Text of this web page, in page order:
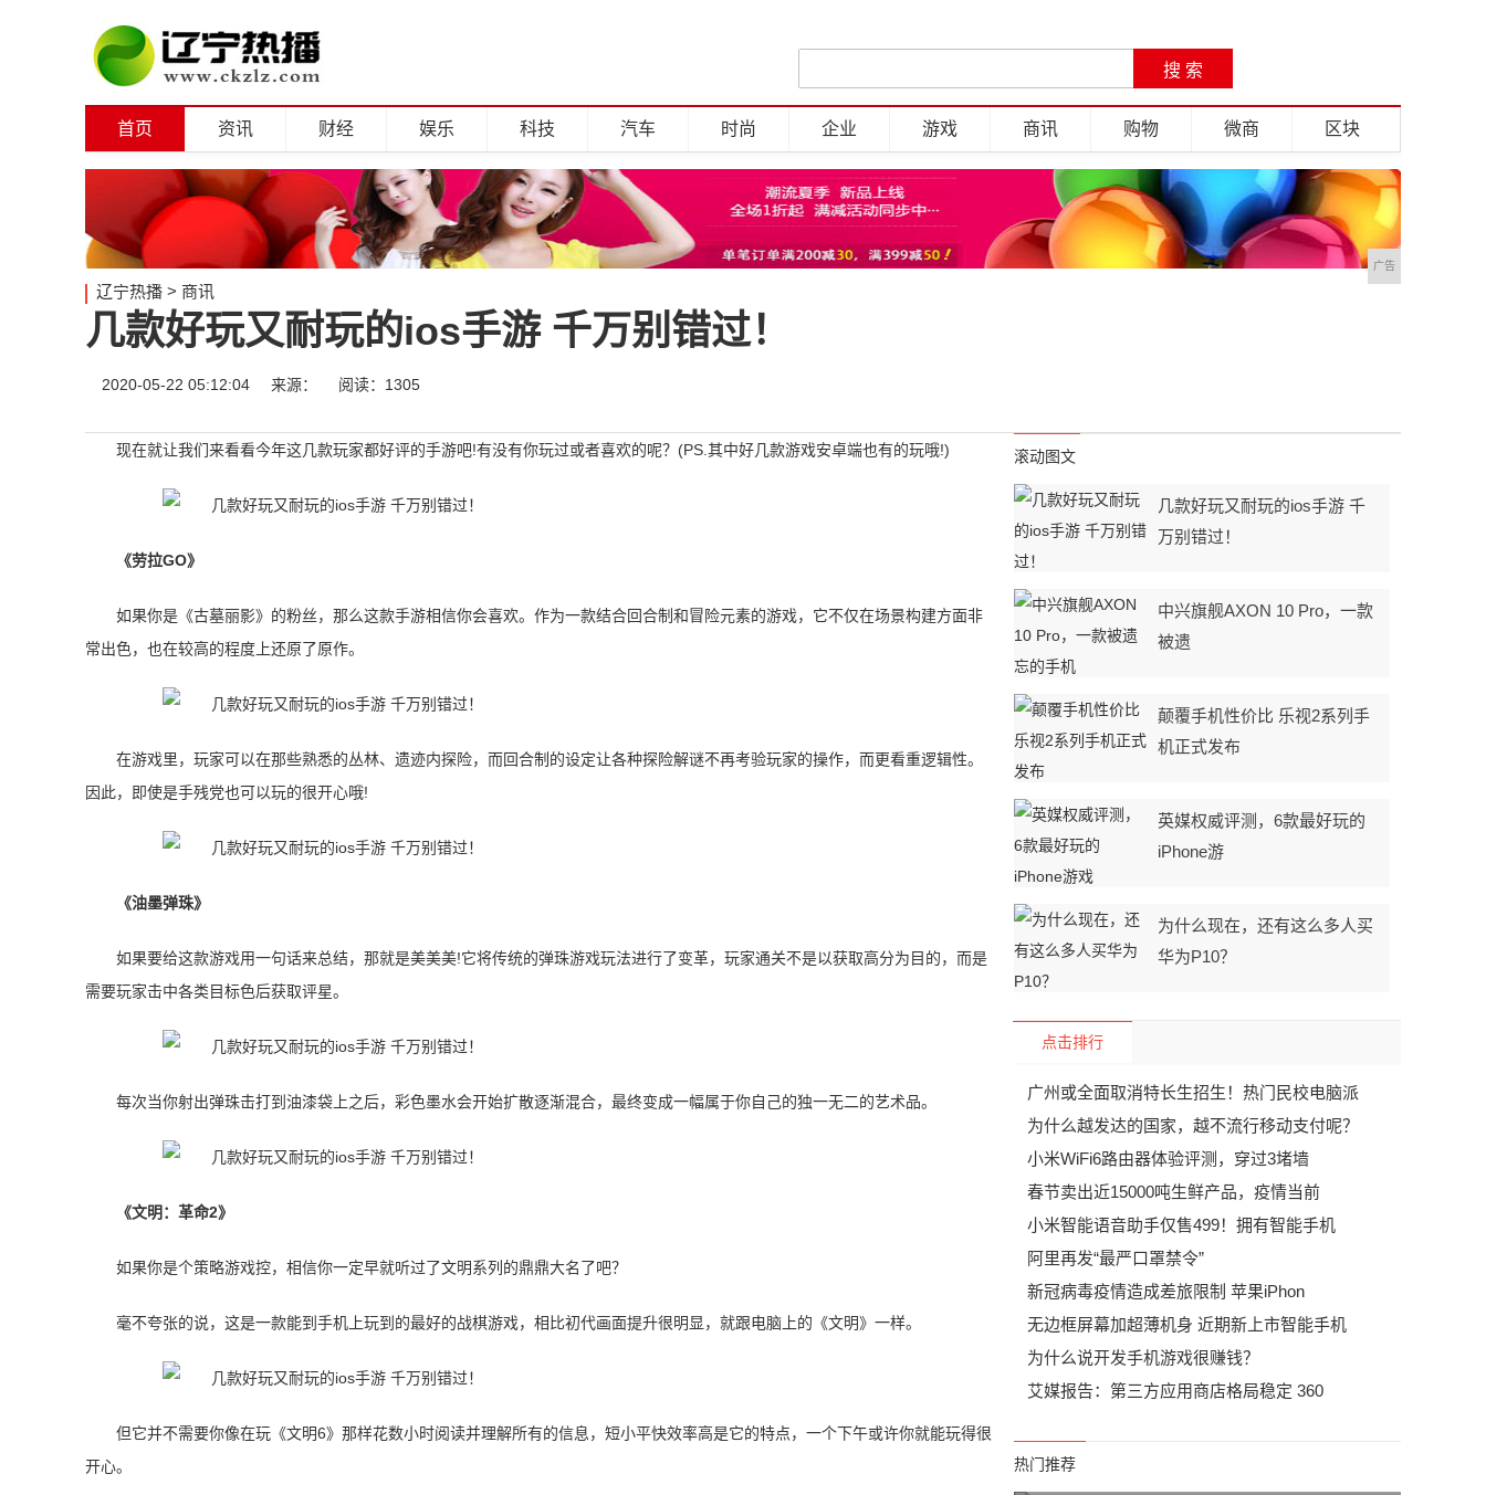
首页 资讯 财经 娱乐 科技 汽车 时尚 企业 游戏 商讯 购物 微商 区块
广告
辽宁热播 > 商讯
几款好玩又耐玩的ios手游 千万别错过！
2020-05-22 05:12:04 来源： 阅读：1305
现在就让我们来看看今年这几款玩家都好评的手游吧!有没有你玩过或者喜欢的呢？(PS.其中好几款游戏安卓端也有的玩哦!)
《劳拉GO》
如果你是《古墓丽影》的粉丝，那么这款手游相信你会喜欢。作为一款结合回合制和冒险元素的游戏，它不仅在场景构建方面非
常出色，也在较高的程度上还原了原作。
在游戏里，玩家可以在那些熟悉的丛林、遗迹内探险，而回合制的设定让各种探险解谜不再考验玩家的操作，而更看重逻辑性。
因此，即使是手残党也可以玩的很开心哦!
《油墨弹珠》
如果要给这款游戏用一句话来总结，那就是美美美!它将传统的弹珠游戏玩法进行了变革，玩家通关不是以获取高分为目的，而是
需要玩家击中各类目标色后获取评星。
每次当你射出弹珠击打到油漆袋上之后，彩色墨水会开始扩散逐渐混合，最终变成一幅属于你自己的独一无二的艺术品。
《文明：革命2》
如果你是个策略游戏控，相信你一定早就听过了文明系列的鼎鼎大名了吧？
毫不夸张的说，这是一款能到手机上玩到的最好的战棋游戏，相比初代画面提升很明显，就跟电脑上的《文明》一样。
但它并不需要你像在玩《文明6》那样花数小时阅读并理解所有的信息，短小平快效率高是它的特点，一个下午或许你就能玩得很
开心。
滚动图文
几款好玩又耐玩的ios手游 千
万别错过！
中兴旗舰AXON 10 Pro，一款
被遗
颠覆手机性价比 乐视2系列手
机正式发布
英媒权威评测，6款最好玩的
iPhone游
为什么现在，还有这么多人买
华为P10？
点击排行
广州或全面取消特长生招生！热门民校电脑派
为什么越发达的国家，越不流行移动支付呢？
小米WiFi6路由器体验评测，穿过3堵墙
春节卖出近15000吨生鲜产品，疫情当前
小米智能语音助手仅售499！拥有智能手机
阿里再发“最严口罩禁令”
新冠病毒疫情造成差旅限制 苹果iPhon
无边框屏幕加超薄机身 近期新上市智能手机
为什么说开发手机游戏很赚钱？
艾媒报告：第三方应用商店格局稳定 360
热门推荐